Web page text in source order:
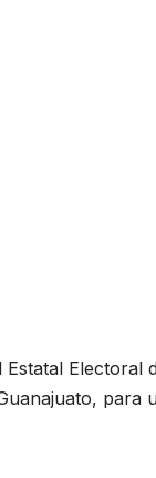
Electoral
para